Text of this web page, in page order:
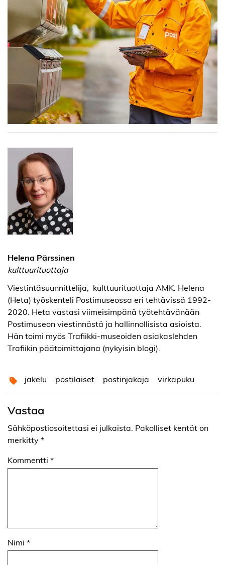
Helena Pärssinen
kulttuurituottaja
Viestintäsuunnittelija, kulttuurituottaja AMK. Helena
(Heta) työskenteli Postimuseossa eri tehtävissä 1992-
2020. Heta vastasi viimeisimpänä työtehtävänään
Postimuseon viestinnästä ja hallinnollisista asioista.
Hän toimi myös Trafiikki-museoiden asiakaslehden
Trafiikin päätoimittajana (nykyisin blogi).
jakelu postilaiset postinjakaja virkapuku
Vastaa
Sähköpostiosoitettasi ei julkaista. Pakolliset kentät on
merkitty*
Kommentti *
Nimi *